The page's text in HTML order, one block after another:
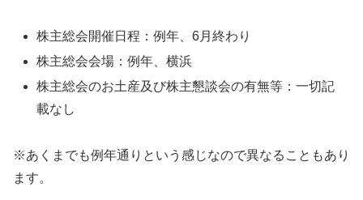
株主総会開催日程：例年、6月終わり
株主総会会場：例年、横浜
株主総会のお土産及び株主懇談会の有無等：一切記
載なし
※あくまでも例年通りという感じなので異なることもあり
ます。